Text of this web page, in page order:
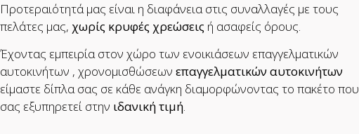
Προτεραιότητά μας είναι η διαφάνεια στις συναλλαγές με τους
πελάτες μας, χωρίς κρυφές χρεώσεις ή ασαφείς όρους.
Έχοντας εμπειρία στον χώρο των ενοικιάσεων επαγγελματικών
αυτοκινήτων , χρονομισθώσεων επαγγελματικών αυτοκινήτων
είμαστε δίπλα σας σε κάθε ανάγκη διαμορφώνοντας το πακέτο που
σας εξυπηρετεί στην ιδανική τιμή.